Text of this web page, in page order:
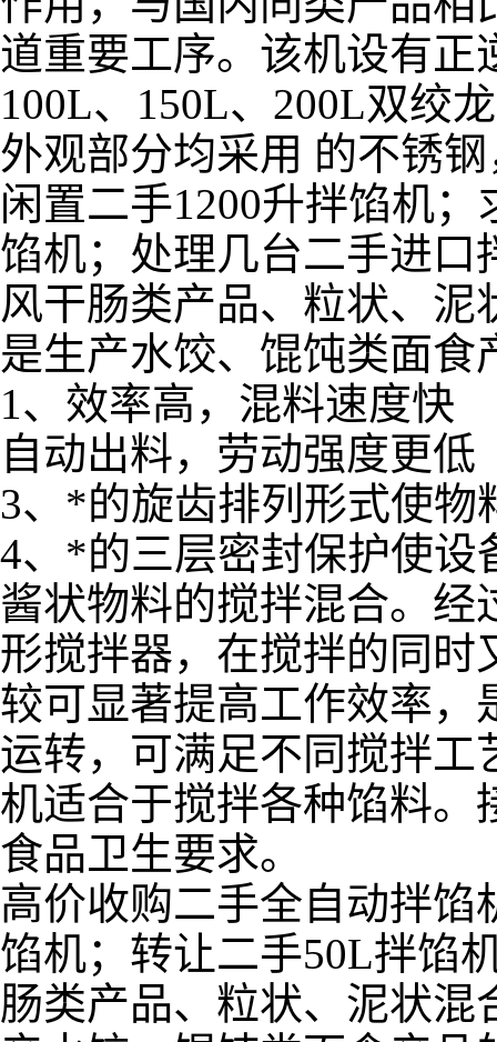
道重要工序。该机设有
100L、150L、200L双绞
外观部分均采用 的不锈
闲置二手1200升拌馅机
馅机；处理几台二手进口
风干肠类产品、粒状、
是生产水饺、馄饨类面食
1、效率高，混料速度快
自动出料，劳动强度更低
3、*的旋齿排列形式使物
4、*的三层密封保护使设
酱状物料的搅拌混合。
形搅拌器，在搅拌的同时
较可显著提高工作效率，
运转，可满足不同搅拌工
机适合于搅拌各种馅料。
食品卫生要求。
高价收购二手全自动拌
馅机；转让二手50L拌馅
肠类产品、粒状、泥状